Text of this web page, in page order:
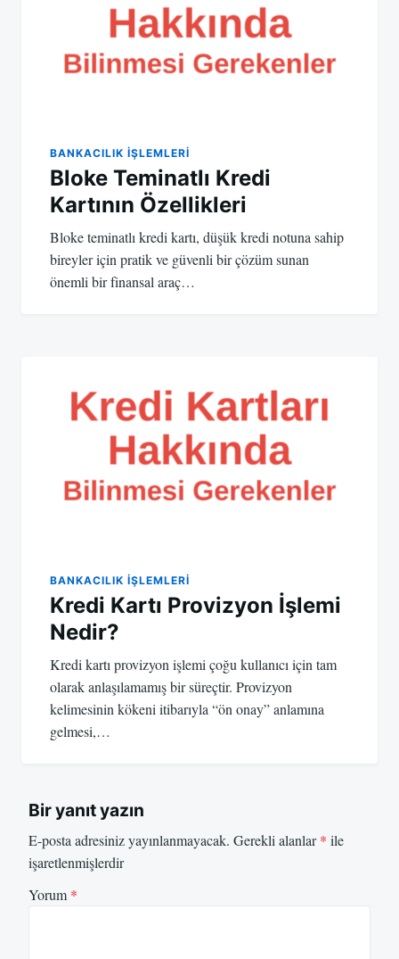
BANKACILIK IŞLEMLERI
Bloke Teminatlı Kredi
Kartının Özellikleri
Bloke teminatlı kredi kartı, düşük kredi notuna sahip
bireyler için pratik ve güvenli bir çözüm sunan
önemli bir finansal araç…
BANKACILIK IŞLEMLERI
Kredi Kartı Provizyon İşlemi
Nedir?
Kredi kartı provizyon işlemi çoğu kullanıcı için tam
olarak anlaşılamamış bir süreçtir. Provizyon
kelimesinin kökeni itibarıyla “ön onay” anlamına
gelmesi,…
Bir yanıt yazın
E-posta adresiniz yayınlanmayacak. Gerekli alanlar* ile
işaretlenmişlerdir
Yorum *